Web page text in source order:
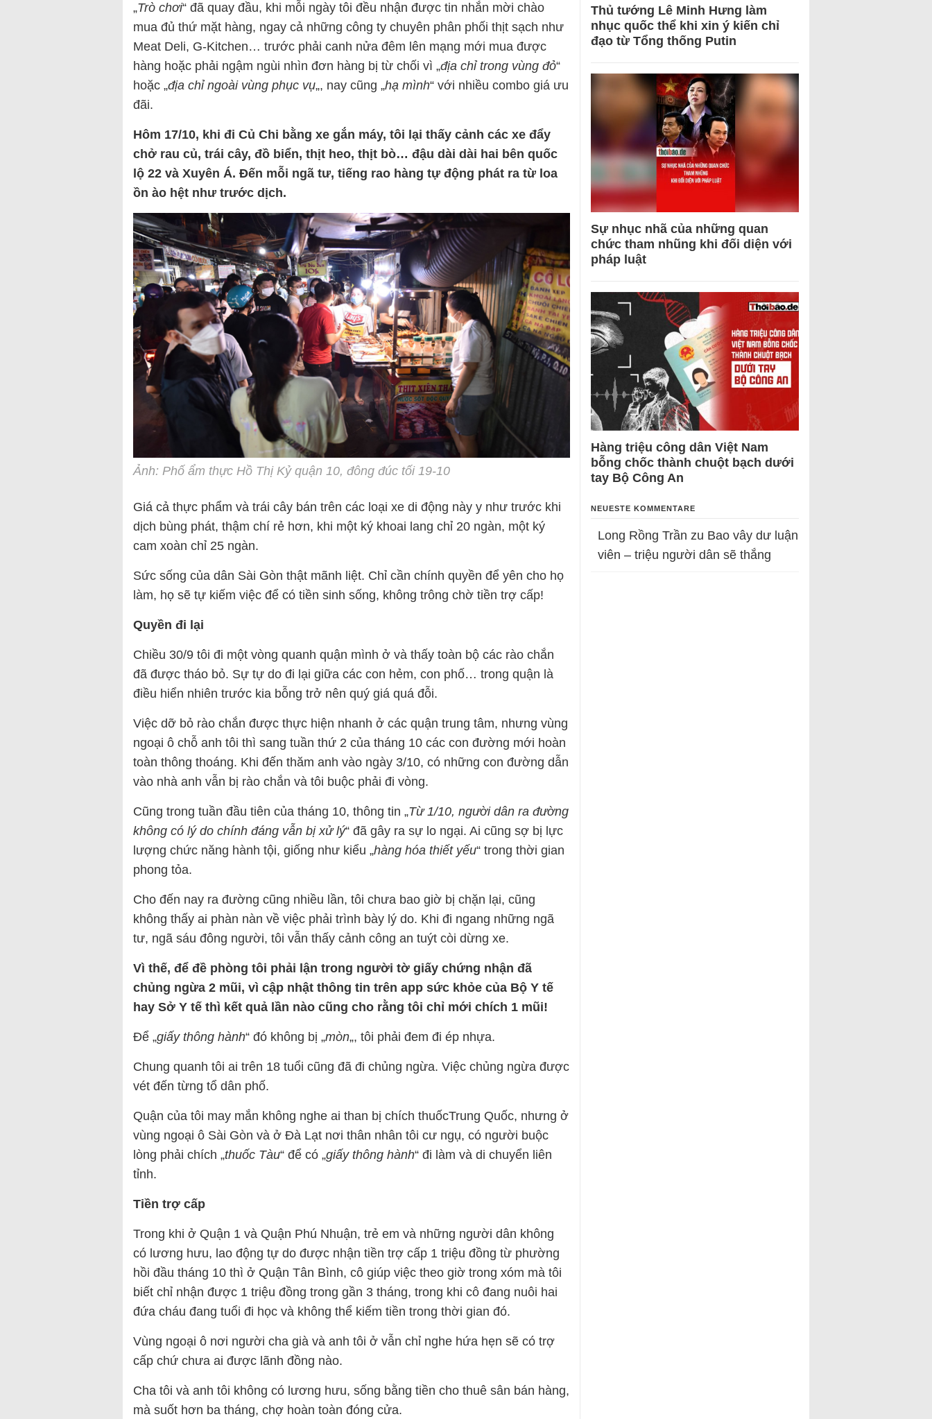
„Trò chơi“ đã quay đầu, khi mỗi ngày tôi đều nhận được tin nhắn mời chào
mua đủ thứ mặt hàng, ngay cả những công ty chuyên phân phối thịt sạch như
Meat Deli, G-Kitchen… trước phải canh nửa đêm lên mạng mới mua được
hàng hoặc phải ngậm ngùi nhìn đơn hàng bị từ chối vì „địa chỉ trong vùng đỏ“
hoặc „địa chỉ ngoài vùng phục vụ„, nay cũng „hạ mình“ với nhiều combo giá ưu
đãi.
Hôm 17/10, khi đi Củ Chi bằng xe gắn máy, tôi lại thấy cảnh các xe đẩy
chở rau củ, trái cây, đồ biển, thịt heo, thịt bò… đậu dài dài hai bên quốc
lộ 22 và Xuyên Á. Đến mỗi ngã tư, tiếng rao hàng tự động phát ra từ loa
ồn ào hệt như trước dịch.
Ảnh: Phố ẩm thực Hồ Thị Kỷ quận 10, đông đúc tối 19-10
Giá cả thực phẩm và trái cây bán trên các loại xe di động này y như trước khi
dịch bùng phát, thậm chí rẻ hơn, khi một ký khoai lang chỉ 20 ngàn, một ký
cam xoàn chỉ 25 ngàn.
Sức sống của dân Sài Gòn thật mãnh liệt. Chỉ cần chính quyền để yên cho họ
làm, họ sẽ tự kiếm việc để có tiền sinh sống, không trông chờ tiền trợ cấp!
Quyền đi lại
Chiều 30/9 tôi đi một vòng quanh quận mình ở và thấy toàn bộ các rào chắn
đã được tháo bỏ. Sự tự do đi lại giữa các con hẻm, con phố… trong quận là
điều hiển nhiên trước kia bỗng trở nên quý giá quá đỗi.
Việc dỡ bỏ rào chắn được thực hiện nhanh ở các quận trung tâm, nhưng vùng
ngoại ô chỗ anh tôi thì sang tuần thứ 2 của tháng 10 các con đường mới hoàn
toàn thông thoáng. Khi đến thăm anh vào ngày 3/10, có những con đường dẫn
vào nhà anh vẫn bị rào chắn và tôi buộc phải đi vòng.
Cũng trong tuần đầu tiên của tháng 10, thông tin „Từ 1/10, người dân ra đường
không có lý do chính đáng vẫn bị xử lý“ đã gây ra sự lo ngại. Ai cũng sợ bị lực
lượng chức năng hành tội, giống như kiểu „hàng hóa thiết yếu“ trong thời gian
phong tỏa.
Cho đến nay ra đường cũng nhiều lần, tôi chưa bao giờ bị chặn lại, cũng
không thấy ai phàn nàn về việc phải trình bày lý do. Khi đi ngang những ngã
tư, ngã sáu đông người, tôi vẫn thấy cảnh công an tuýt còi dừng xe.
Vì thế, để đề phòng tôi phải lận trong người tờ giấy chứng nhận đã
chủng ngừa 2 mũi, vì cập nhật thông tin trên app sức khỏe của Bộ Y tế
hay Sở Y tế thì kết quả lần nào cũng cho rằng tôi chỉ mới chích 1 mũi!
Để „giấy thông hành“ đó không bị „mòn„, tôi phải đem đi ép nhựa.
Chung quanh tôi ai trên 18 tuổi cũng đã đi chủng ngừa. Việc chủng ngừa được
vét đến từng tổ dân phố.
Quận của tôi may mắn không nghe ai than bị chích thuốcTrung Quốc, nhưng ở
vùng ngoại ô Sài Gòn và ở Đà Lạt nơi thân nhân tôi cư ngụ, có người buộc
lòng phải chích „thuốc Tàu“ để có „giấy thông hành“ đi làm và di chuyển liên
tỉnh.
Tiền trợ cấp
Trong khi ở Quận 1 và Quận Phú Nhuận, trẻ em và những người dân không
có lương hưu, lao động tự do được nhận tiền trợ cấp 1 triệu đồng từ phường
hồi đầu tháng 10 thì ở Quận Tân Bình, cô giúp việc theo giờ trong xóm mà tôi
biết chỉ nhận được 1 triệu đồng trong gần 3 tháng, trong khi cô đang nuôi hai
đứa cháu đang tuổi đi học và không thể kiếm tiền trong thời gian đó.
Vùng ngoại ô nơi người cha già và anh tôi ở vẫn chỉ nghe hứa hẹn sẽ có trợ
cấp chứ chưa ai được lãnh đồng nào.
Cha tôi và anh tôi không có lương hưu, sống bằng tiền cho thuê sân bán hàng,
mà suốt hơn ba tháng, chợ hoàn toàn đóng cửa.
Thủ tướng Lê Minh Hưng làm
nhục quốc thể khi xin ý kiến chỉ
đạo từ Tổng thống Putin
Sự nhục nhã của những quan
chức tham nhũng khi đối diện với
pháp luật
Hàng triệu công dân Việt Nam
bỗng chốc thành chuột bạch dưới
tay Bộ Công An
NEUESTE KOMMENTARE
Long Rồng Trần zu Bao vây dư luận
viên – triệu người dân sẽ thắng